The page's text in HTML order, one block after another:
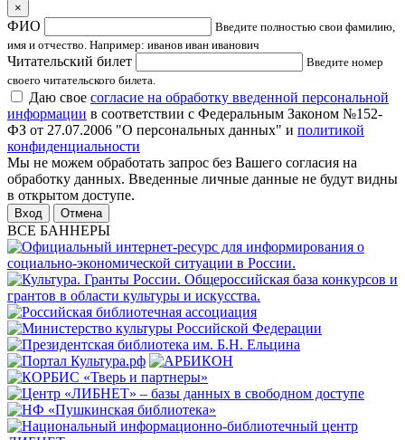
×
ФИО
Введите полностью свои фамилию,
имя и отчество. Например: иванов иван иванович
Читательский билет
Введите номер
своего читательского билета.
Даю свое согласие на обработку введенной персональной
информации в соответствии с Федеральным Законом №152-
ФЗ от 27.07.2006 "О персональных данных" и политикой
конфиденциальности
Мы не можем обработать запрос без Вашего согласия на
обработку данных. Введенные личные данные не будут видны
в открытом доступе.
Отмена
ВСЕ БАННЕРЫ